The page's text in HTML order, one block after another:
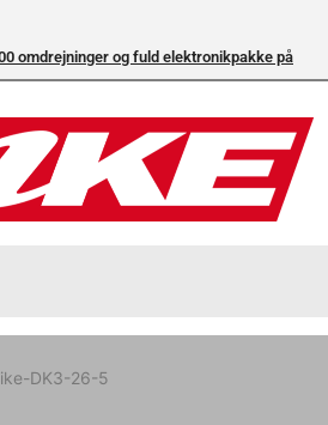
omdrejninger og fuld elektronikpakke på
DK3-26-5